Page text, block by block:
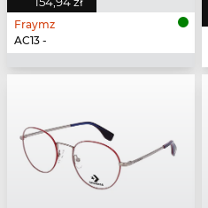
Fraymz
AC13 -